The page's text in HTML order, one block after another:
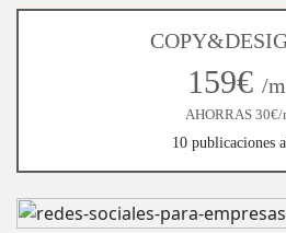
159€ /
AHORRAS 30€/
10 publicaciones